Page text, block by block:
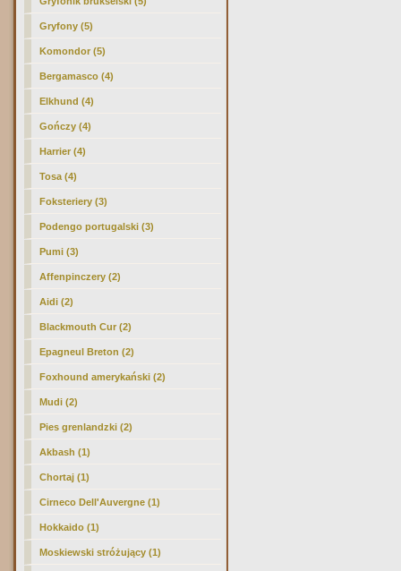
Gryfony (5)
Komondor (5)
Bergamasco (4)
Elkhund (4)
Gończy (4)
Harrier (4)
Tosa (4)
Foksteriery (3)
Podengo portugalski (3)
Pumi (3)
Affenpinczery (2)
Aidi (2)
Blackmouth Cur (2)
Epagneul Breton (2)
Foxhound amerykański (2)
Mudi (2)
Pies grenlandzki (2)
Akbash (1)
Chortaj (1)
Cirneco Dell'Auvergne (1)
Hokkaido (1)
Moskiewski stróżujący (1)